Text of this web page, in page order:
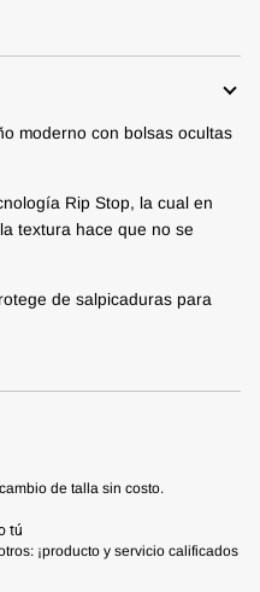
moderno con bolsas ocultas
Rip Stop, la cual en
textura hace que no se
de salpicaduras para
de talla sin costo.
tú
¡producto y servicio calificados